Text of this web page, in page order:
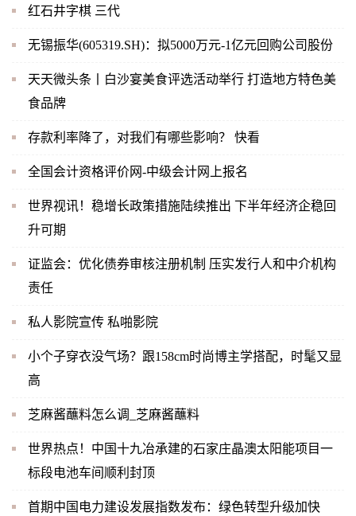
红石井字棋 三代
无锡振华(605319.SH)：拟5000万元-1亿元回购公司股份
天天微头条丨白沙宴美食评选活动举行 打造地方特色美
食品牌
存款利率降了，对我们有哪些影响？ 快看
全国会计资格评价网-中级会计网上报名
世界视讯！稳增长政策措施陆续推出 下半年经济企稳回
升可期
证监会：优化债券审核注册机制 压实发行人和中介机构
责任
私人影院宣传 私啪影院
小个子穿衣没气场？跟158cm时尚博主学搭配，时髦又显
高
芝麻酱蘸料怎么调_芝麻酱蘸料
世界热点！中国十九冶承建的石家庄晶澳太阳能项目一
标段电池车间顺利封顶
首期中国电力建设发展指数发布：绿色转型升级加快